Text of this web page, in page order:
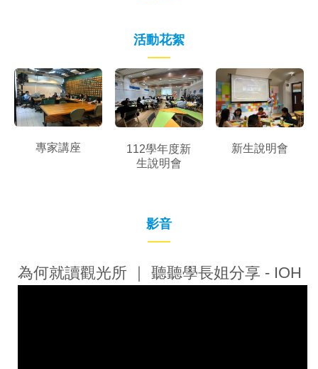
活動花絮
專家講座
112學年度新
生說明會
新生說明會
影音
為何就讀觀光所 ｜ 聽聽學長姐分享 - IOH